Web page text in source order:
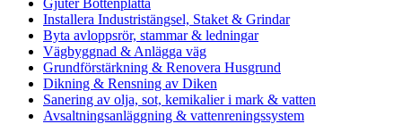
Installera Industristängsel, Staket & Grindar
Byta avloppsrör, stammar & ledningar
Vägbyggnad & Anlägga väg
Grundförstärkning & Renovera Husgrund
Dikning & Rensning av Diken
Sanering av olja, sot, kemikalier i mark & vatten
Avsaltningsanläggning & vattenreningssystem